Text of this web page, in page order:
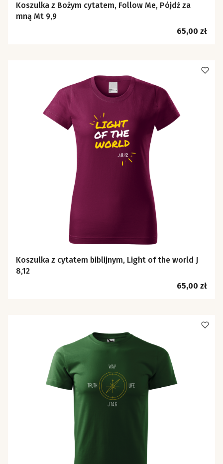
Koszulka z Bożym cytatem, Follow Me, Pójdź za
mną Mt 9,9
Cena
65,00 zł
Koszulka z cytatem biblijnym, Light of the world J
8,12
Cena
65,00 zł